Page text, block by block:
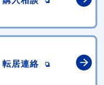
転居連絡